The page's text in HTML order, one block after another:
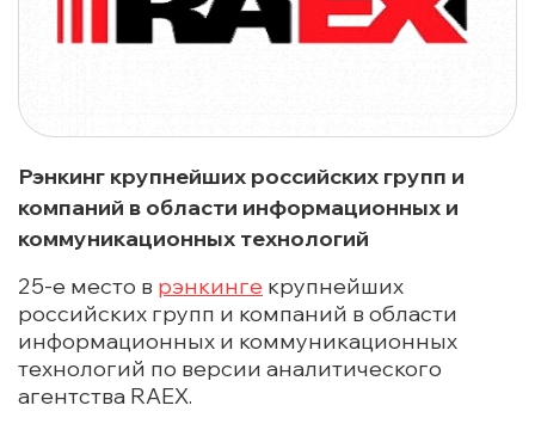
Рэнкинг крупнейших российских групп и
компаний в области информационных и
коммуникационных технологий
25-е место в рэнкинге крупнейших
российских групп и компаний в области
информационных и коммуникационных
технологий по версии аналитического
агентства RAEX.